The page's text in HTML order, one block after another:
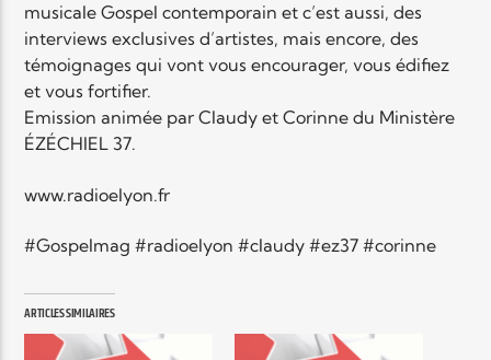
Radio Elyon
Elyon Rhema
Elyon Hits
musicale Gospel contemporain et c’est aussi, des
interviews exclusives d’artistes, mais encore, des
témoignages qui vont vous encourager, vous édifiez
et vous fortifier.
Emission animée par Claudy et Corinne du Ministère
ÉZÉCHIEL 37.
www.radioelyon.fr
#Gospelmag #radioelyon #claudy #ez37 #corinne
ARTICLES SIMILAIRES